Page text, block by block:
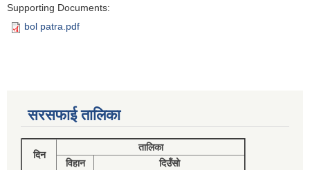
Supporting Documents:
bol patra.pdf
सरसफाई तालिका
दिन
तालिका
विहान
दिउँसो